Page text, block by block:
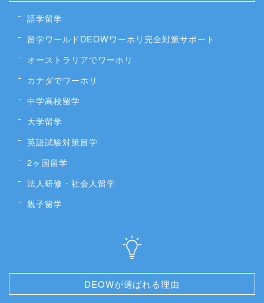
語学留学
留学ワールドDEOWワーホリ完全対策サポート
オーストラリアでワーホリ
カナダでワーホリ
中学高校留学
大学留学
英語試験対策留学
2ヶ国留学
法人研修・社会人留学
親子留学
DEOWが選ばれる理由